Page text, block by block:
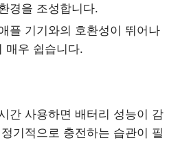
경을 조성합니다.
플 기기와의 호환성이 뛰어나
매우 쉽습니다.
간 사용하면 배터리 성능이 감
기적으로 충전하는 습관이 필